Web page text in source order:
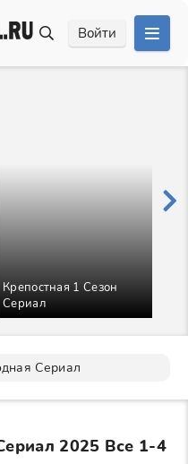
Войти
Крепостная 1 Сезон
Сериал
Сериал
2025 Все 1-4